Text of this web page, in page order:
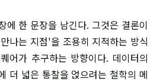
에 한 문장을 남긴다. 그것은 결론이
나는 지점'을 조용히 지적하는 방식
어가 추구하는 방향이다. 데이터의
더 넓은 통찰을 얹으려는 철학의 메